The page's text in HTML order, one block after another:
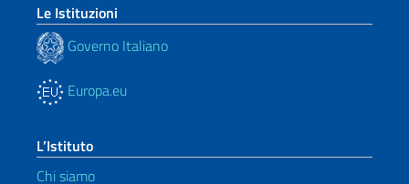
Le Istituzioni
Governo Italiano
Europa.eu
L’Istituto
Chi siamo